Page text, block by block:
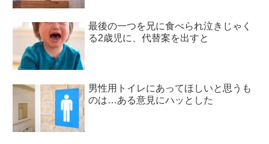
最後の一つを兄に食べられ泣きじゃく
る2歳児に、代替案を出すと
男性用トイレにあってほしいと思うも
のは…ある意見にハッとした